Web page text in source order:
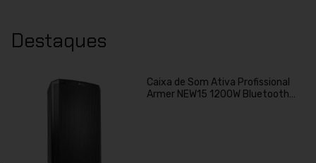
Destaques
Caixa de Som Ativa Profissional
Armer NEW15 1200W Bluetooth